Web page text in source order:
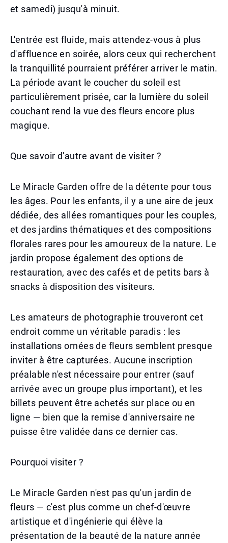
et samedi) jusqu'à minuit.
L'entrée est fluide, mais attendez-vous à plus
d'affluence en soirée, alors ceux qui recherchent
la tranquillité pourraient préférer arriver le matin.
La période avant le coucher du soleil est
particulièrement prisée, car la lumière du soleil
couchant rend la vue des fleurs encore plus
magique.
Que savoir d'autre avant de visiter ?
Le Miracle Garden offre de la détente pour tous
les âges. Pour les enfants, il y a une aire de jeux
dédiée, des allées romantiques pour les couples,
et des jardins thématiques et des compositions
florales rares pour les amoureux de la nature. Le
jardin propose également des options de
restauration, avec des cafés et de petits bars à
snacks à disposition des visiteurs.
Les amateurs de photographie trouveront cet
endroit comme un véritable paradis : les
installations ornées de fleurs semblent presque
inviter à être capturées. Aucune inscription
préalable n'est nécessaire pour entrer (sauf
arrivée avec un groupe plus important), et les
billets peuvent être achetés sur place ou en
ligne — bien que la remise d'anniversaire ne
puisse être validée dans ce dernier cas.
Pourquoi visiter ?
Le Miracle Garden n'est pas qu'un jardin de
fleurs — c'est plus comme un chef-d'œuvre
artistique et d'ingénierie qui élève la
présentation de la beauté de la nature année